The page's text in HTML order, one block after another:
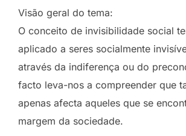
Visão geral do tema:
O conceito de invisibilidade social
aplicado a seres socialmente
através da indiferença ou do
facto leva-nos a compreender que
apenas afecta aqueles que se
margem da sociedade.